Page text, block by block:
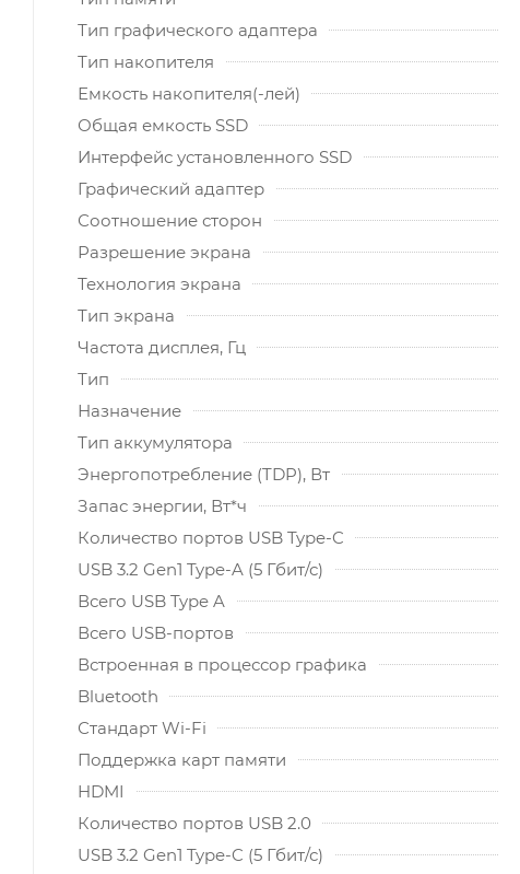
Тип графического адаптера
Тип накопителя
Емкость накопителя(-лей)
Общая емкость SSD
Интерфейс установленного SSD
Графический адаптер
Соотношение сторон
Разрешение экрана
Технология экрана
Тип экрана
Частота дисплея, Гц
Тип
Назначение
Тип аккумулятора
Энергопотребление (TDP), Вт
Запас энергии, Вт*ч
Количество портов USB Type-C
USB 3.2 Gen1 Type-A (5 Гбит/с)
Всего USB Type A
Всего USB-портов
Встроенная в процессор графика
Bluetooth
Стандарт Wi-Fi
Поддержка карт памяти
HDMI
Количество портов USB 2.0
USB 3.2 Gen1 Type-C (5 Гбит/с)